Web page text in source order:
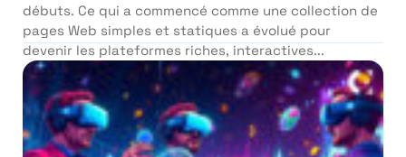
débuts. Ce qui a commencé comme une collection de
pages Web simples et statiques a évolué pour
devenir les plateformes riches, interactives...